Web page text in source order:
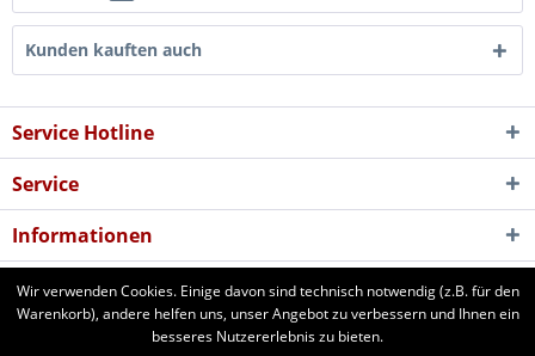
Kunden kauften auch
Service Hotline
Service
Informationen
Newsletter
Wir verwenden Cookies. Einige davon sind technisch notwendig (z.B. für den
Warenkorb), andere helfen uns, unser Angebot zu verbessern und Ihnen ein
besseres Nutzererlebnis zu bieten.